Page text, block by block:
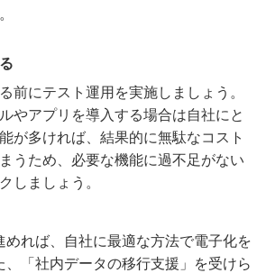
前にテスト運用を実施しましょう。
やアプリを導入する場合は自社にと
が多ければ、結果的に無駄なコスト
うため、必要な機能に過不足がない
しましょう。
めれば、自社に最適な方法で電子化を
、「社内データの移行支援」を受けら